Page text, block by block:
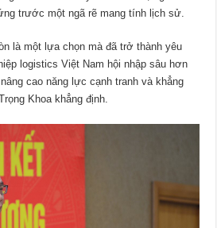
trước một ngã rẽ mang tính lịch sử.
là một lựa chọn mà đã trở thành yêu
logistics Việt Nam hội nhập sâu hơn
cao năng lực cạnh tranh và khẳng
Khoa khẳng định.